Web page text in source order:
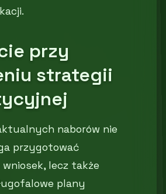
przy
strategii
naborów nie
przygotować
lecz także
plany